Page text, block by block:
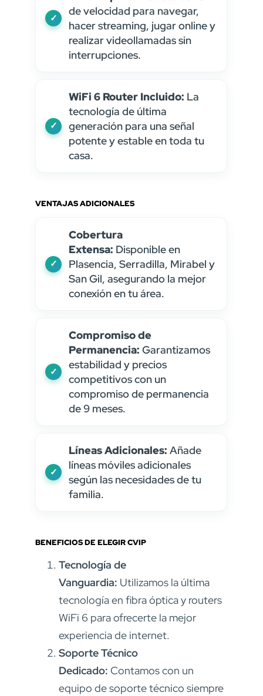
de velocidad para navegar,
hacer streaming, jugar online y
realizar videollamadas sin
interrupciones.
WiFi 6 Router Incluido: La
tecnología de última
generación para una señal
potente y estable en toda tu
casa.
VENTAJAS ADICIONALES
Cobertura
Extensa: Disponible en
Plasencia, Serradilla, Mirabel y
San Gil, asegurando la mejor
conexión en tu área.
Compromiso de
Permanencia: Garantizamos
estabilidad y precios
competitivos con un
compromiso de permanencia
de 9 meses.
Líneas Adicionales: Añade
líneas móviles adicionales
según las necesidades de tu
familia.
BENEFICIOS DE ELEGIR CVIP
Tecnología de
Vanguardia: Utilizamos la última
tecnología en fibra óptica y routers
WiFi 6 para ofrecerte la mejor
experiencia de internet.
Soporte Técnico
Dedicado: Contamos con un
equipo de soporte técnico siempre